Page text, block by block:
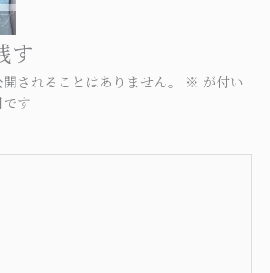
す
されることはありません。 ※ が付い
す